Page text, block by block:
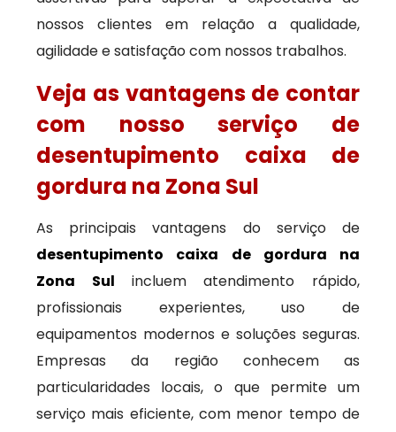
nossos clientes em relação a qualidade,
agilidade e satisfação com nossos trabalhos.
Veja as vantagens de contar
com nosso serviço de
desentupimento caixa de
gordura na Zona Sul
As principais vantagens do serviço de
desentupimento caixa de gordura na
Zona Sul incluem atendimento rápido,
profissionais experientes, uso de
equipamentos modernos e soluções seguras.
Empresas da região conhecem as
particularidades locais, o que permite um
serviço mais eficiente, com menor tempo de